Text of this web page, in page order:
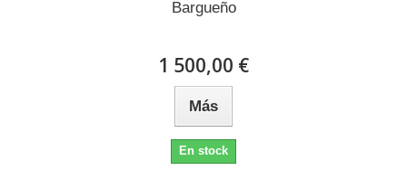
Bargueño
1 500,00 €
Más
En stock